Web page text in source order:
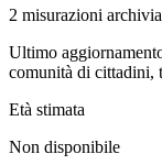
2 misurazioni
Ultimo
comunità di cittadini,
Età stimata
Non disponibile